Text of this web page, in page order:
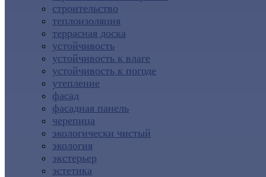
строительство
теплоизоляция
террасная доска
устойчивость
устойчивость к влаге
устойчивость к погоде
утепление
фасад
фасадная панель
черепица
экологически чистый
экология
экстерьер
эстетика